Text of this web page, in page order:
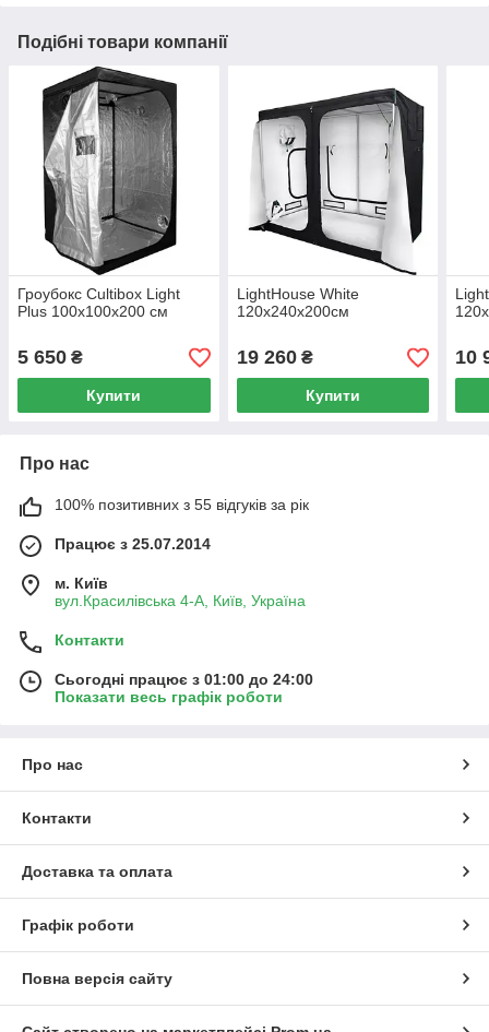
Подібні товари компанії
Гроубокс Cultibox Light
Plus 100x100x200 см
5 650 ₴
Купити
LightHouse White
120x240x200см
19 260₴
Купити
10
Про нас
100% позитивних з 55 відгуків за рік
Працює з 25.07.2014
м. Київ
вул.Красилівська 4-А, Київ, Україна
Контакти
Сьогодні працює з 01:00 до 24:00
Показати весь графік роботи
Про нас
Контакти
Доставка та оплата
Графік роботи
Повна версія сайту